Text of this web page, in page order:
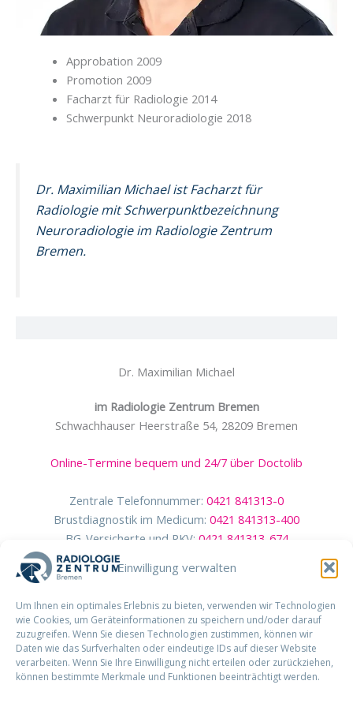
Einwilligung verwalten
Um Ihnen ein optimales Erlebnis zu bieten, verwenden wir Technologien
wie Cookies, um Geräteinformationen zu speichern und/oder darauf
zuzugreifen. Wenn Sie diesen Technologien zustimmen, können wir
Daten wie das Surfverhalten oder eindeutige IDs auf dieser Website
verarbeiten. Wenn Sie Ihre Einwilligung nicht erteilen oder zurückziehen,
können bestimmte Merkmale und Funktionen beeinträchtigt werden.
Approbation 2009
Promotion 2009
Facharzt für Radiologie 2014
Schwerpunkt Neuroradiologie 2018
Dr. Maximilian Michael ist Facharzt für
Radiologie mit Schwerpunktbezeichnung
Neuroradiologie im Radiologie Zentrum
Bremen.
Dr. Maximilian Michael
im Radiologie Zentrum Bremen
Schwachhauser Heerstraße 54, 28209 Bremen
Online-Termine bequem und 24/7 über Doctolib
Zentrale Telefonnummer: 0421 841313-0
Brustdiagnostik im Medicum: 0421 841313-400
BG-Versicherte und PKV: 0421 841313-674